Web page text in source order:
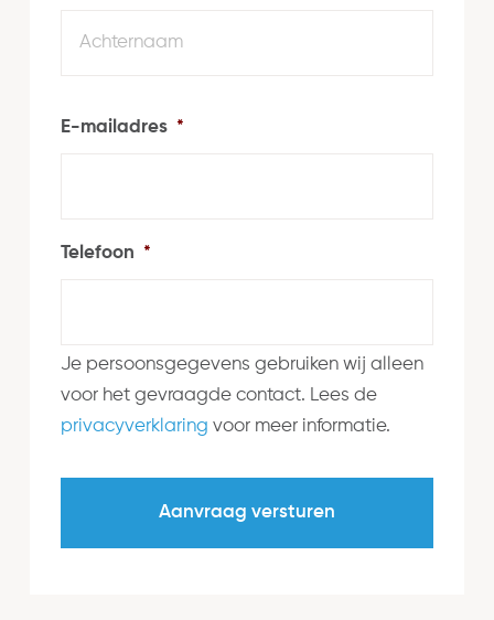
E-mailadres *
Telefoon *
Je persoonsgegevens gebruiken wij alleen
voor het gevraagde contact. Lees de
privacyverklaring voor meer informatie.